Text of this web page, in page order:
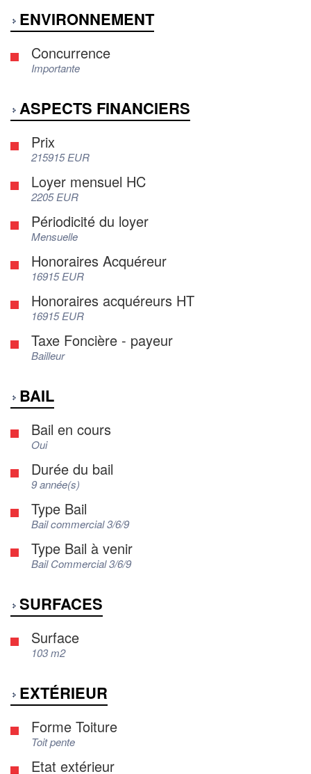
ENVIRONNEMENT
Concurrence
Importante
ASPECTS FINANCIERS
Prix
215915 EUR
Loyer mensuel HC
2205 EUR
Périodicité du loyer
Mensuelle
Honoraires Acquéreur
16915 EUR
Honoraires acquéreurs HT
16915 EUR
Taxe Foncière - payeur
Bailleur
BAIL
Bail en cours
Oui
Durée du bail
9 année(s)
Type Bail
Bail commercial 3/6/9
Type Bail à venir
Bail Commercial 3/6/9
SURFACES
Surface
103 m2
EXTÉRIEUR
Forme Toiture
Toit pente
Etat extérieur